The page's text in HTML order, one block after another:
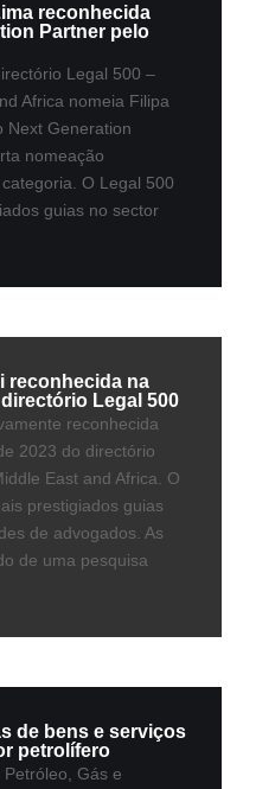
reconhecida
Partner pelo
Legal 500 –
Africa nomeia Filipa
Next Generation
nomeação
O Legal 500
guias no sector
reconhecida na
Legal 500
reconhecida
2023 do directório
East and Africa. O
prestigiados guias
de advogados. As
de uma pesquisa
de bens e serviços
petrolífero
Petróleo, Gás e